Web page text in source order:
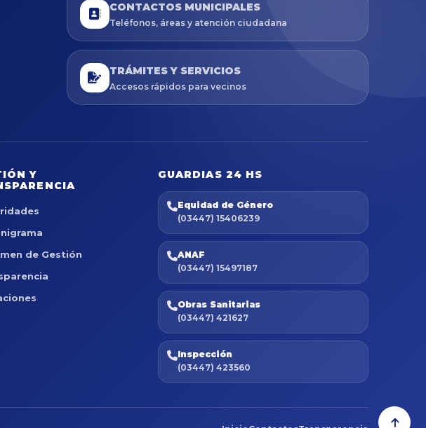
CONTACTOS MUNICIPALES
Teléfonos, áreas y atención ciudadana
TRÁMITES Y SERVICIOS
Accesos rápidos para vecinos
Y
de Gestión
GUARDIAS 24 HS
Equidad de Género
(03447) 15406239
ANAF
(03447) 15497187
Obras Sanitarias
(03447) 421627
Inspección
(03447) 423560